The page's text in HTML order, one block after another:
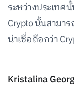
ระหว่างประเทศ
Crypto นั้นสามาร
น่าเชื่อถือกว่า
Kristalina